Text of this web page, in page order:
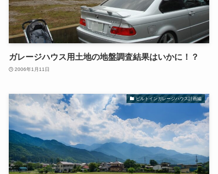
ガレージハウス用土地の地盤調査結果はいかに！？
2006年1月11日
ビルトインガレージハウス計画編